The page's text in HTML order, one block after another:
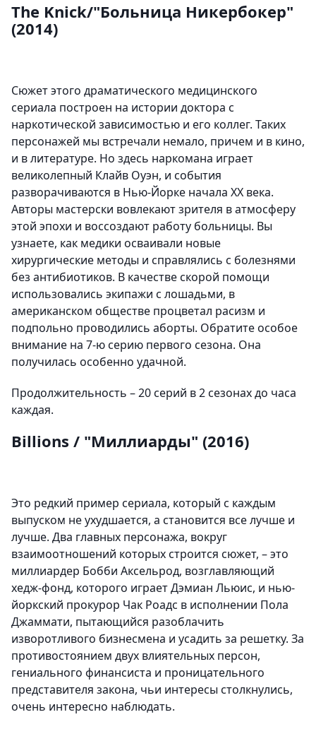
The Knick/"Больница Никербокер"
(2014)
Сюжет этого драматического медицинского
сериала построен на истории доктора с
наркотической зависимостью и его коллег. Таких
персонажей мы встречали немало, причем и в кино,
и в литературе. Но здесь наркомана играет
великолепный Клайв Оуэн, и события
разворачиваются в Нью-Йорке начала XX века.
Авторы мастерски вовлекают зрителя в атмосферу
этой эпохи и воссоздают работу больницы. Вы
узнаете, как медики осваивали новые
хирургические методы и справлялись с болезнями
без антибиотиков. В качестве скорой помощи
использовались экипажи с лошадьми, в
американском обществе процветал расизм и
подпольно проводились аборты. Обратите особое
внимание на 7-ю серию первого сезона. Она
получилась особенно удачной.
Продолжительность – 20 серий в 2 сезонах до часа
каждая.
Billions / "Миллиарды" (2016)
Это редкий пример сериала, который с каждым
выпуском не ухудшается, а становится все лучше и
лучше. Два главных персонажа, вокруг
взаимоотношений которых строится сюжет, – это
миллиардер Бобби Аксельрод, возглавляющий
хедж-фонд, которого играет Дэмиан Льюис, и нью-
йоркский прокурор Чак Роадс в исполнении Пола
Джаммати, пытающийся разоблачить
изворотливого бизнесмена и усадить за решетку. За
противостоянием двух влиятельных персон,
гениального финансиста и проницательного
представителя закона, чьи интересы столкнулись,
очень интересно наблюдать.